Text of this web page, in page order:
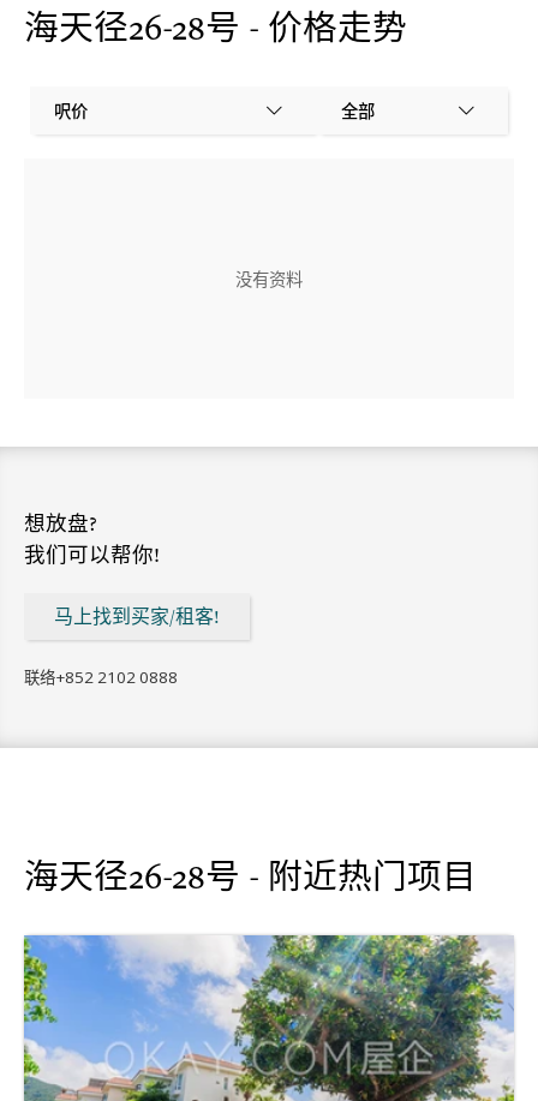
海天径26-28号 - 价格走势
呎价 全部
没有资料
想放盘?
我们可以帮你!
马上找到买家/租客!
联络+852 2102 0888
海天径26-28号 - 附近热门项目